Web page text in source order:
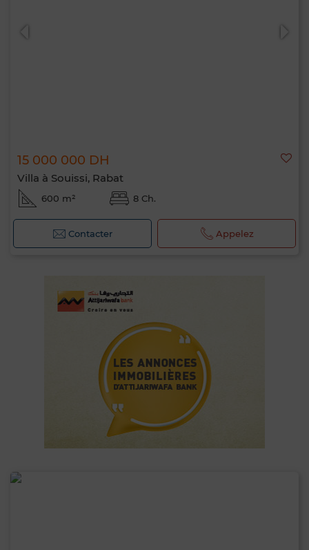
15 000 000 DH
Villa à Souissi, Rabat
600 m² 8 Ch.
Contacter Appelez